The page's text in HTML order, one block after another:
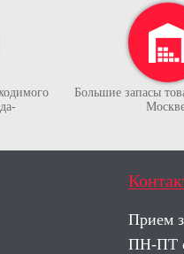
Большие запасы
Прием
ПН-ПТ